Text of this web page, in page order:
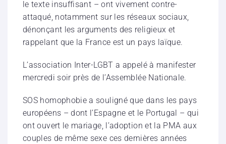
le texte insuffisant – ont vivement contre-
attaqué, notamment sur les réseaux sociaux,
dénonçant les arguments des religieux et
rappelant que la France est un pays laïque.
L’association Inter-LGBT a appelé à manifester
mercredi soir près de l’Assemblée Nationale.
SOS homophobie a souligné que dans les pays
européens – dont l’Espagne et le Portugal – qui
ont ouvert le mariage, l’adoption et la PMA aux
couples de même sexe ces dernières années